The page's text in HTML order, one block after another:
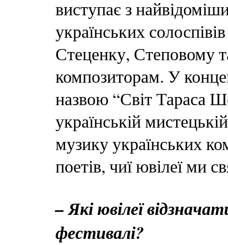
виступає з
українських
Стеценку, Степовому
композиторам. У
назвою “Світ Тараса
українській
музику українських
поетів, чиї ювілеї ми
– Які ювілеї
фестивалі?